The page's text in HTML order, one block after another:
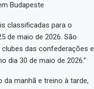
Budapeste
classificadas para o
de maio de 2026. São
das confederações e
dia 30 de maio de 2026.”
manhã e treino à tarde,